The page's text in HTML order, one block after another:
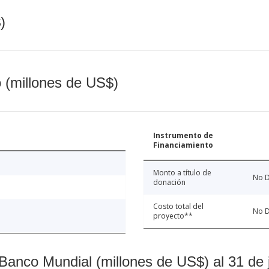
de US$)
Instrumento de
Financiamiento
Monto a título de
donación
No
Costo total del
proyecto**
No
Mundial (millones de US$) al 31 de